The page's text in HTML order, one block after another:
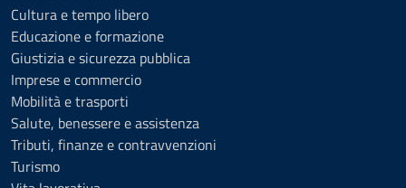
Cultura e tempo libero
Educazione e formazione
Giustizia e sicurezza pubblica
Imprese e commercio
Mobilità e trasporti
Salute, benessere e assistenza
Tributi, finanze e contravvenzioni
Turismo